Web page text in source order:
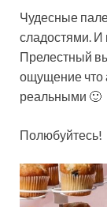
Чудесные
сладостями. И
Прелестный
ощущение что
реальными 🙂
Полюбуйтесь!